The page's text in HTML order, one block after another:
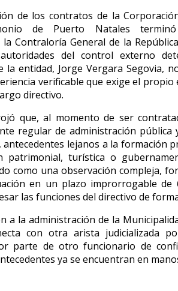
de los contratos de la
de Puerto Natales
Contraloría General de la
autoridades del control externo
la entidad, Jorge Vergara Segovia,
verificable que exige el
directivo.
que, al momento de ser
regular de administración pública
antecedentes lejanos a la formación
patrimonial, turística o
como una observación compleja,
en un plazo improrrogable de
las funciones del directivo de
a la administración de la
con otra arista judicializada
parte de otro funcionario de
ya se encuentran en